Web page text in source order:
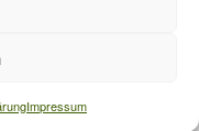
Impressum